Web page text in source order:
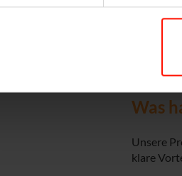
Was
Unsere
klare